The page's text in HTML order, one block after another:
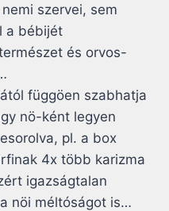
szervei, sem
a bébijét
és orvos-
függöen szabhatja
nö-ként legyen
pl. a box
4x több karizma
igazságtalan
nöi méltóságot is…